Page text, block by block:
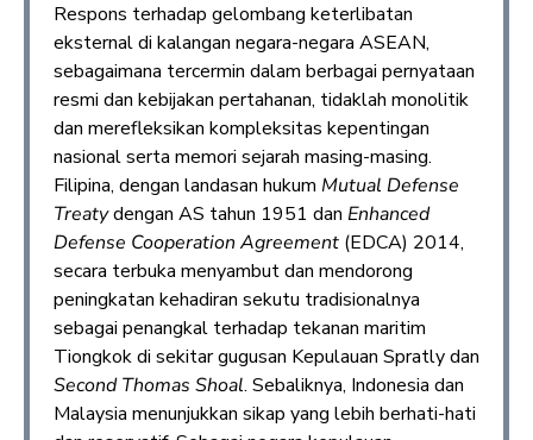
Respons terhadap gelombang keterlibatan
eksternal di kalangan negara-negara ASEAN,
sebagaimana tercermin dalam berbagai pernyataan
resmi dan kebijakan pertahanan, tidaklah monolitik
dan merefleksikan kompleksitas kepentingan
nasional serta memori sejarah masing-masing.
Filipina, dengan landasan hukum Mutual Defense
Treatydengan AS tahun 1951 dan Enhanced
Defense Cooperation Agreement (EDCA) 2014,
secara terbuka menyambut dan mendorong
peningkatan kehadiran sekutu tradisionalnya
sebagai penangkal terhadap tekanan maritim
Tiongkok di sekitar gugusan Kepulauan Spratly dan
Second Thomas Shoal. Sebaliknya, Indonesia dan
Malaysia menunjukkan sikap yang lebih berhati-hati